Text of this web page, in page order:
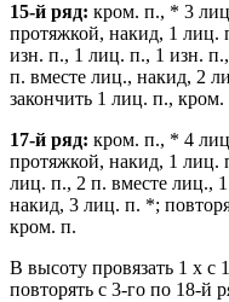
15-й ряд: кром. п., * 3
протяжкой, накид, 1 лиц.
изн. п., 1 лиц. п., 1 изн.
п. вместе лиц., накид, 2
закончить 1 лиц. п., кром.
17-й ряд: кром. п., * 4
протяжкой, накид, 1 лиц.
лиц. п., 2 п. вместе лиц.,
накид, 3 лиц. п. *;
кром. п.
В высоту провязать 1 х с
повторять с 3-го по 18-й